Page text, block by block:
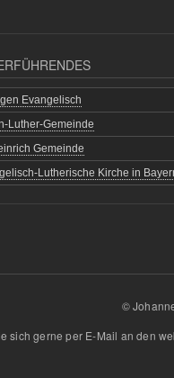
Evangelisch
Luther-Gemeinde
Gemeinde
Lutherische Kirche in
©
sich gerne per E-Mail an den